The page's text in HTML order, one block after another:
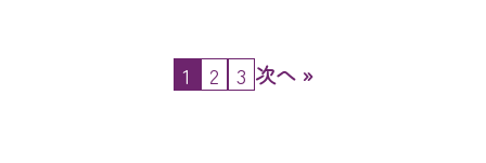
1 2 3 次へ »